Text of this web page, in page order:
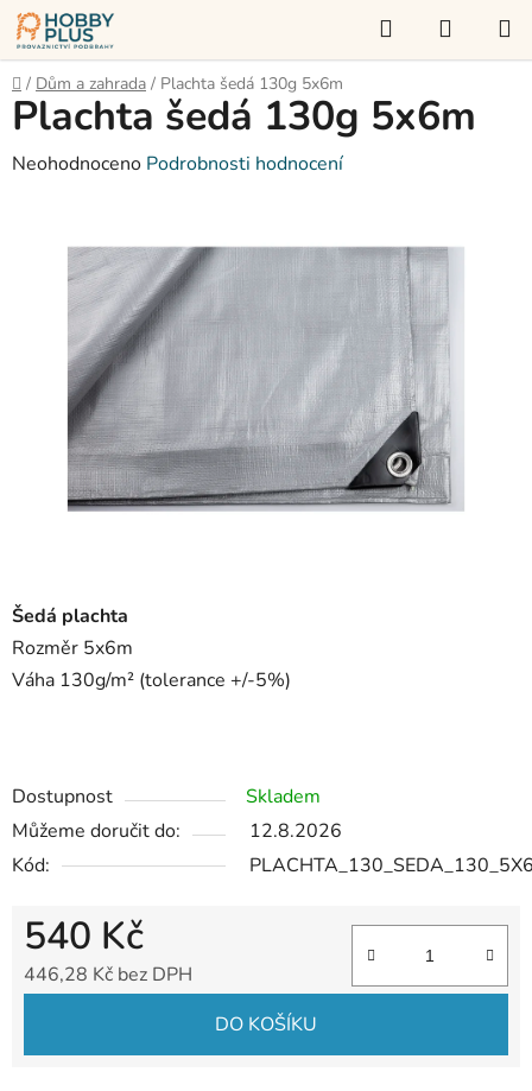
Přejít
na
obsah
Hledat
KOŠÍK
Domů
/ Dům a zahrada / Plachta šedá 130g 5x6m
Šedá plachta
Rozměr 5x6m
Váha 130g/m² (tolerance +/-5%)
Dostupnost
Skladem
Můžeme doručit do:
12.8.2026
Kód:
540 Kč
446,28 Kč bez DPH
DO KOŠÍKU
Plachta šedá 130g 5x6m
Průměrné
hvězdiček.
Neohodnoceno Podrobnosti hodnocení